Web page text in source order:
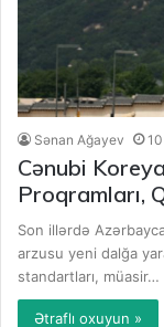
Sənan Ağayev
Cənubi
Proqramları,
Son illərdə
arzusu yeni dalğa
standartları, müasir…
Ətraflı oxuyun »